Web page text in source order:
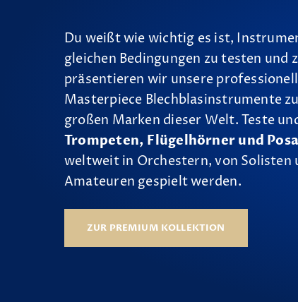
Du weißt wie wichtig es ist,
gleichen Bedingungen zu testen und
präsentieren wir unsere
Masterpiece Blechblasinstrumente
großen Marken dieser Welt. Teste
Trompeten, Flügelhörner und
weltweit in Orchestern, von Solisten
Amateuren gespielt werden.
ZUR PREMIUM KOLLEKTION